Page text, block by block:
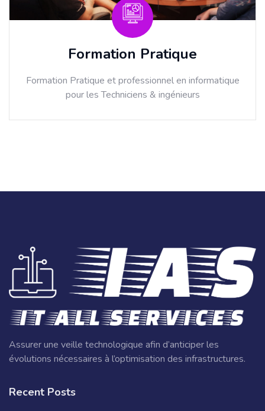
Formation Pratique
Formation Pratique et professionnel en informatique
pour les Techniciens & ingénieurs
Assurer une veille technologique afin d’anticiper les
évolutions nécessaires à l’optimisation des infrastructures.
Recent Posts